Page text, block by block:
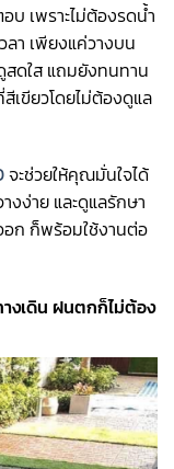
บ เพราะไม่ต้องรดน้ำ
า เพียงแค่วางบน
ดใส แถมยังทนทาน
เขียวโดยไม่ต้องดูแล
จะช่วยให้คุณมั่นใจได้
ง่าย และดูแลรักษา
ก ก็พร้อมใช้งานต่อ
งเดิน ฝนตกก็ไม่ต้อง